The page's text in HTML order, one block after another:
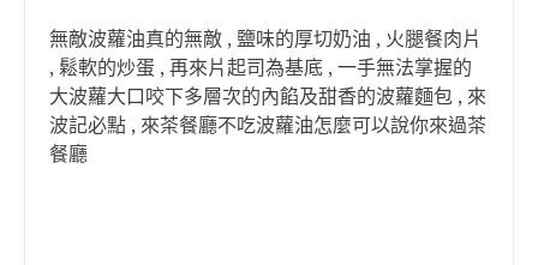
無敵波蘿油真的無敵 , 鹽味的厚切奶油 , 火腿餐肉片
, 鬆軟的炒蛋 , 再來片起司為基底 , 一手無法掌握的
大波蘿大口咬下多層次的內餡及甜香的波蘿麵包 , 來
波記必點 , 來茶餐廳不吃波蘿油怎麼可以說你來過茶
餐廳